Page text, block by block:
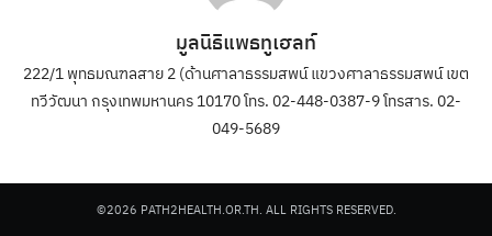
มูลนิธิแพธทูเฮลท์
222/1 พุทธมณฑลสาย 2 (ด้านศาลาธรรมสพน์ แขวงศาลาธรรมสพน์ เขต
ทวีวัฒนา กรุงเทพมหานคร 10170 โทร. 02-448-0387-9 โทรสาร. 02-
049-5689
©2026 PATH2HEALTH.OR.TH. ALL RIGHTS RESERVED.